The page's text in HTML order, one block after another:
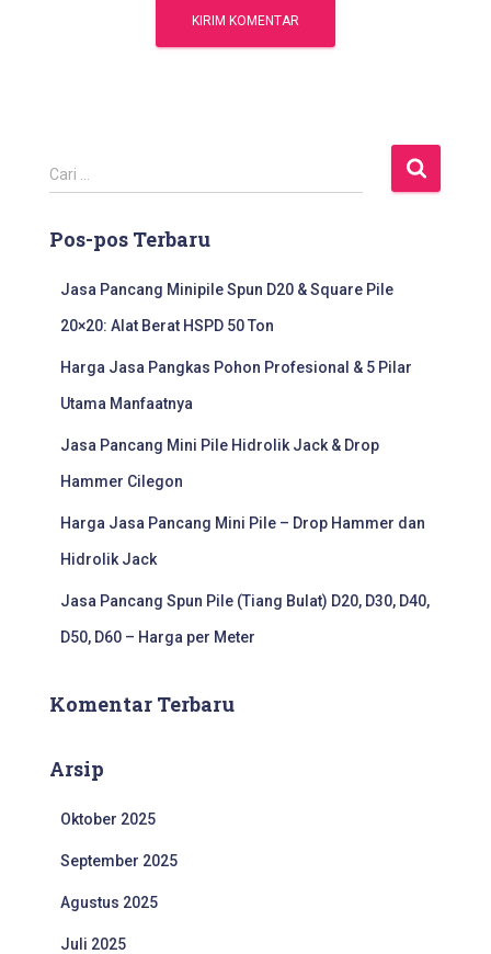
C
a
i
Cari …
Pos-pos Terbaru
Jasa Pancang Minipile Spun D20 & Square Pile
20×20: Alat Berat HSPD 50 Ton
Harga Jasa Pangkas Pohon Profesional & 5 Pilar
Utama Manfaatnya
Jasa Pancang Mini Pile Hidrolik Jack & Drop
Hammer Cilegon
Harga Jasa Pancang Mini Pile – Drop Hammer dan
Hidrolik Jack
Jasa Pancang Spun Pile (Tiang Bulat) D20, D30, D40,
D50, D60 – Harga per Meter
Komentar Terbaru
Arsip
Oktober 2025
September 2025
Agustus 2025
Juli 2025